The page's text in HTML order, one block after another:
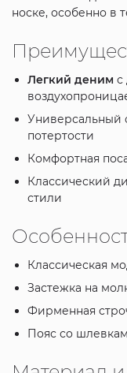
носке, особенно в
Легкий денимс
Универсальный
потертости
Комфортная
Классический
стили
Классическая
Застежка на
Фирменная
Пояс со